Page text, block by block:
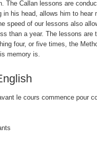
The Callan lessons are
his head, allows him to
speed of our lessons also
than a year. The lessons are
four, or five times, the
memory is.
le cours commence pour